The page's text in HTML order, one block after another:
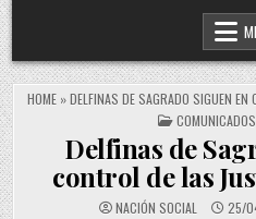
HOME »DELFINAS DE SAGRADO SIGUEN
POSTED IN
COMUNICADOS
Delfinas de
control de las
NACIÓN SOCIAL 25/